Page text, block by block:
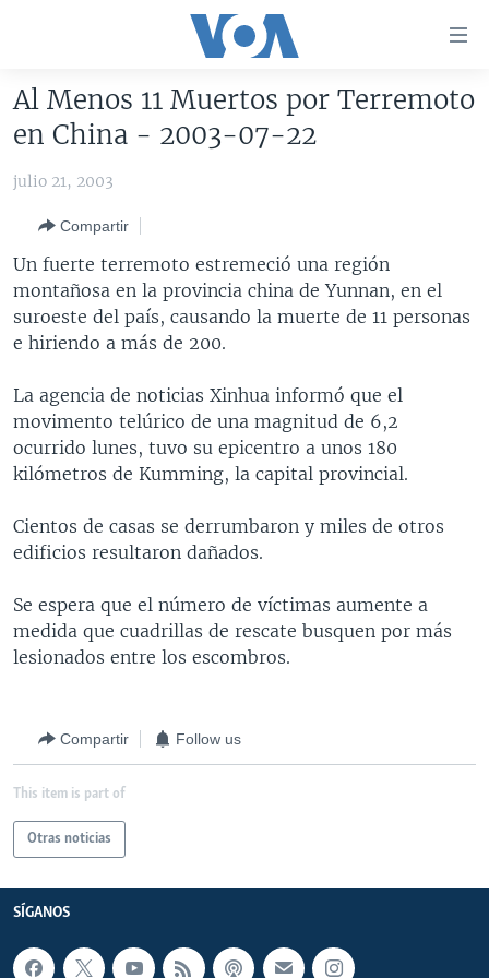
accesibilidad
contenido
principal
Salte
navegador
principal
Salte
AMÉRICA DEL NORTE
MÉXICO
HAITÍ
ELECCIONES EEUU
VOTO DIVIDIDO
VOA VERIFICA
VOA VERIFICA UCRANIA/RUSIA
VOA VERIFICA INMIGRACIÓN
VOA VERIFICA AMÉRICA LATINA
AMÉRICA LATINA
ARGENTINA
BOLIVIA
COLOMBIA
CHILE
PERÚ
ECUADOR
BRASIL
CHINA EN AMÉRICA LATINA
CENTROAMÉRICA
COSTA RICA
EL SALVADOR
GUATEMALA
HONDURAS
OTRAS SECCIONES
INMIGRACIÓN
LIBERTAD DE PRENSA
MUNDO
ENTRETENIMIENTO Y CULTURA
DEPORTES
CIENCIA Y SALUD
ESPECIALES DE LA VOA
LIBERTAD DE PRENSA
UCRANIA
VIDEOS
AUDIOS
PROGRAMAS TV
FORO INTERAMERICANO
VISIÓN 360
PANORAMA
AVANCE INFORMATIVO
AUDIONOTICIAS
ESTADOS UNIDOS AL DÍA
EL MUNDO AL DÍA [RADIO]
FORO [RADIO]
DEPORTIVO INTERNACIONAL
DIRECT
DOCUMENTALES DE LA VOA
Idiomas
Al Menos 11 Muertos por Terremoto
en China - 2003-07-22
julio 21, 2003
Compartir
Un fuerte terremoto estremeció una región
montañosa en la provincia china de Yunnan, en el
suroeste del país, causando la muerte de 11 personas
e hiriendo a más de 200.
La agencia de noticias Xinhua informó que el
movimento telúrico de una magnitud de 6,2
ocurrido lunes, tuvo su epicentro a unos 180
kilómetros de Kumming, la capital provincial.
Cientos de casas se derrumbaron y miles de otros
edificios resultaron dañados.
Se espera que el número de víctimas aumente a
medida que cuadrillas de rescate busquen por más
lesionados entre los escombros.
Compartir Follow us
This item is part of
Otras noticias
SÍGANOS